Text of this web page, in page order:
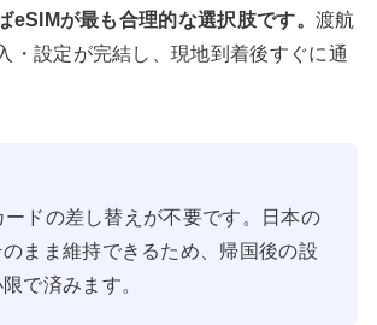
eSIMが最も合理的な選択肢です。 渡航
・設定が完結し、現地到着後すぐに通
ドの差し替えが不要です。日本の
まま維持できるため、帰国後の設
で済みます。